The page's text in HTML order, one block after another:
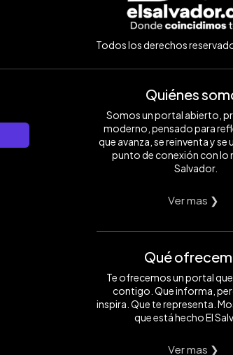
Todos los derechos
Quiénes
Somos un portal abierto,
moderno, pensado para
que avanza, se reinventa y se
punto de conexión con lo
Salvador.
Ver mas ❯
Qué
Te ofrecemos un portal
contigo. Que informa,
inspira. Que te representa.
que está hecho El
Ver mas ❯